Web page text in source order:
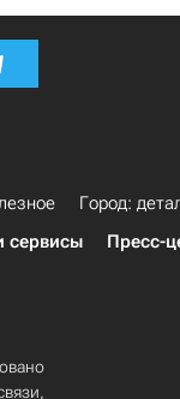
Город:
сервисы Пресс-